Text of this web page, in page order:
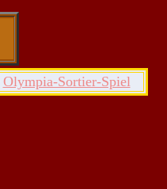
Olympia-Sortier-Spiel